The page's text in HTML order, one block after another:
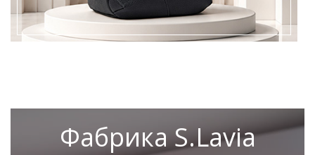
Фабрика S.Lavia